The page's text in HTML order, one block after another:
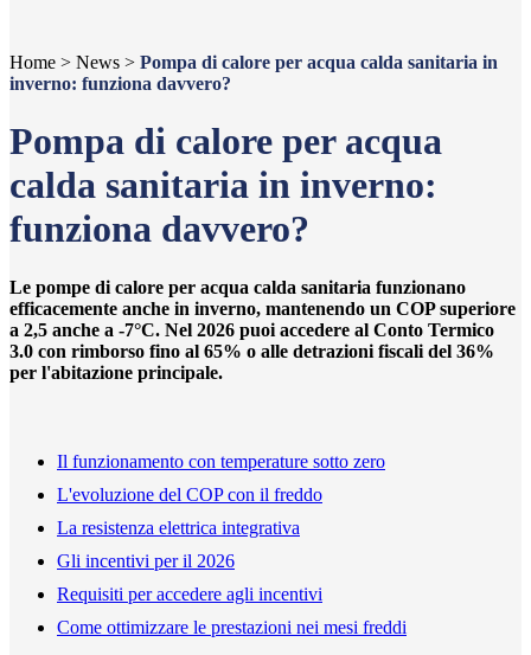
Home > News > Pompa di calore per acqua calda sanitaria in
inverno: funziona davvero?
Pompa di calore per acqua
calda sanitaria in inverno:
funziona davvero?
Le pompe di calore per acqua calda sanitaria funzionano
efficacemente anche in inverno, mantenendo un COP superiore
a 2,5 anche a -7°C. Nel 2026 puoi accedere al Conto Termico
3.0 con rimborso fino al 65% o alle detrazioni fiscali del 36%
per l'abitazione principale.
Il funzionamento con temperature sotto zero
L'evoluzione del COP con il freddo
La resistenza elettrica integrativa
Gli incentivi per il 2026
Requisiti per accedere agli incentivi
Come ottimizzare le prestazioni nei mesi freddi